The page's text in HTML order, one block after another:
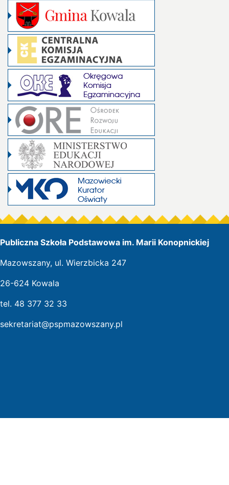
Publiczna Szkoła Podstawowa im. Marii Konopnickiej
Mazowszany, ul. Wierzbicka 247
26-624 Kowala
tel. 48 377 32 33
sekretariat@pspmazowszany.pl